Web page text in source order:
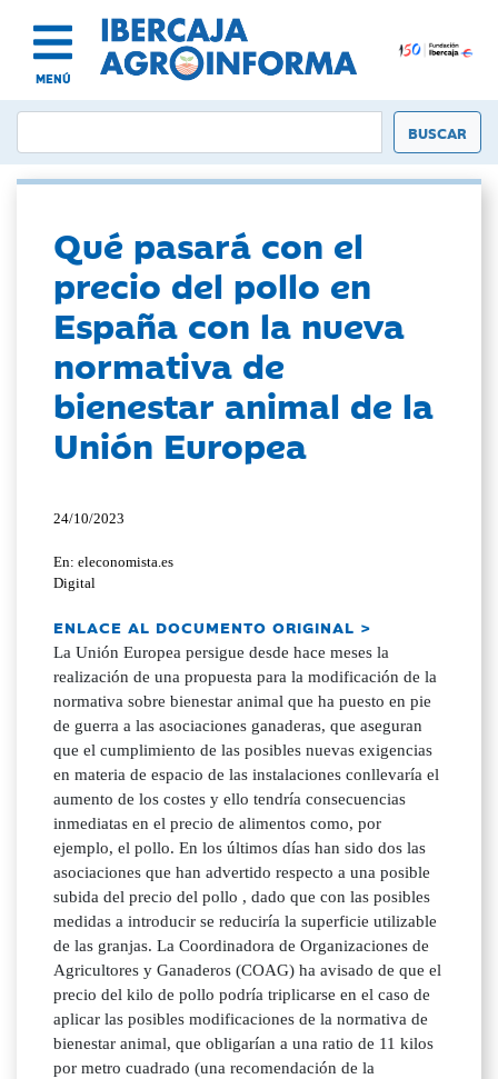
MENÚ
Qué pasará con el
precio del pollo en
España con la nueva
normativa de
bienestar animal de la
Unión Europea
24/10/2023
En: eleconomista.es
Digital
ENLACE AL DOCUMENTO ORIGINAL >
La Unión Europea persigue desde hace meses la
realización de una propuesta para la modificación de la
normativa sobre bienestar animal que ha puesto en pie
de guerra a las asociaciones ganaderas, que aseguran
que el cumplimiento de las posibles nuevas exigencias
en materia de espacio de las instalaciones conllevaría el
aumento de los costes y ello tendría consecuencias
inmediatas en el precio de alimentos como, por
ejemplo, el pollo. En los últimos días han sido dos las
asociaciones que han advertido respecto a una posible
subida del precio del pollo , dado que con las posibles
medidas a introducir se reduciría la superficie utilizable
de las granjas. La Coordinadora de Organizaciones de
Agricultores y Ganaderos (COAG) ha avisado de que el
precio del kilo de pollo podría triplicarse en el caso de
aplicar las posibles modificaciones de la normativa de
bienestar animal, que obligarían a una ratio de 11 kilos
por metro cuadrado (una recomendación de la